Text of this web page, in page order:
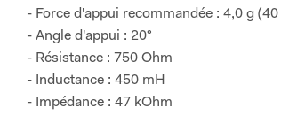
- Force d'appui recommandée : 4,0 g
- Angle d'appui : 20°
- Résistance : 750 Ohm
- Inductance : 450 mH
- Impédance : 47 kOhm